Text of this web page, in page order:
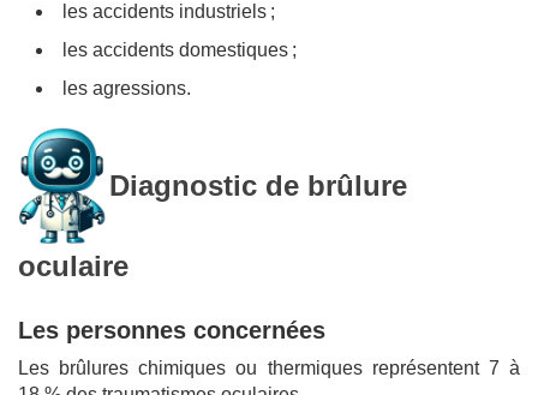
les accidents industriels ;
les accidents domestiques ;
les agressions.
Diagnostic de brûlure
oculaire
Les personnes concernées
Les brûlures chimiques ou thermiques représentent 7 à